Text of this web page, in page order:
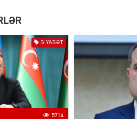
SIYASƏT
5714